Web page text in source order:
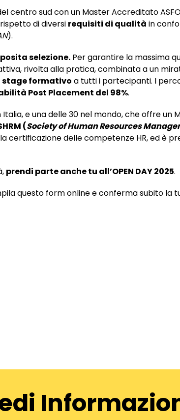
centro sud con un Master Accreditato
di diversi requisiti di qualità in
).
selezione. Per garantire la massima
rivolta alla pratica, combinata a un
stage formativo a tutti i partecipanti. I
Post Placement del 98%.
Italia, e una delle 30 nel mondo, che offre un
(Society of Human Resources
certificazione delle competenze HR, ed è
prendi parte anche tu all’OPEN DAY 2025.
questo form online e conferma subito la